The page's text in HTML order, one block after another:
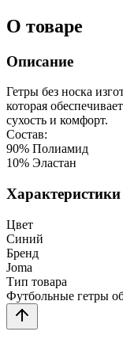
О товаре
Описание
Гетры без носка
которая
сухость и комфорт.
Состав:
90% Полиамид
10% Эластан
Характеристики
Цвет
Синий
Бренд
Joma
Тип товара
Футбольные гетры